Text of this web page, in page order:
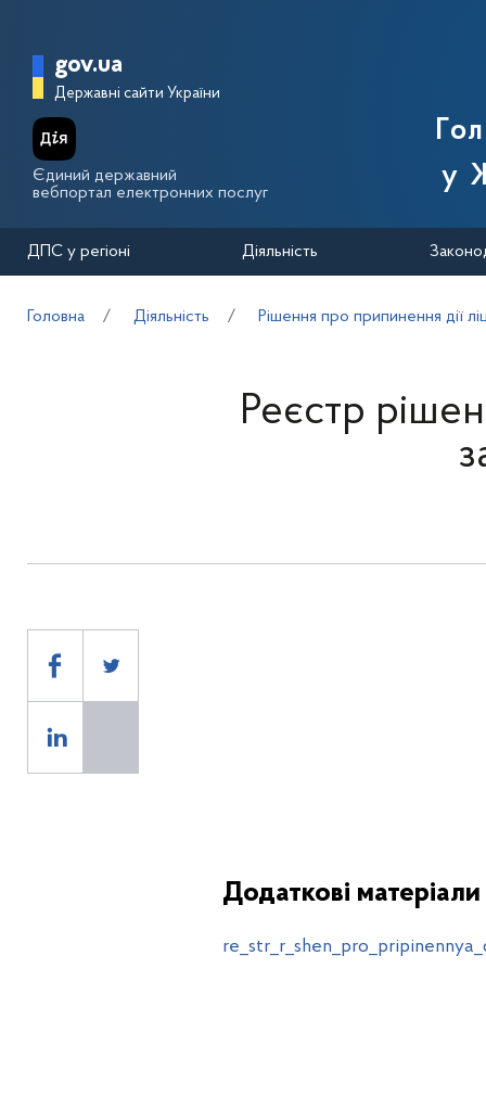
Головна сторінка Державної
gov.ua
Державні сайти України
Єдиний державний
вебпортал електронних послуг
у
ДПС у регіоні Діяльність
Головна Діяльність Рішення про припинення дії
Реєстр
Додаткові матеріали